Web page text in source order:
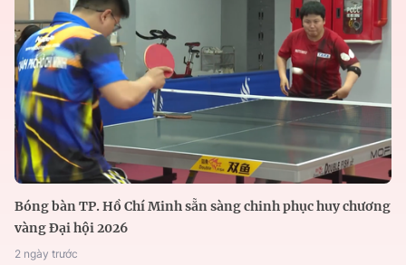
Bóng bàn TP. Hồ Chí Minh sẵn sàng chinh phục huy chương
vàng Đại hội 2026
2 ngày trước